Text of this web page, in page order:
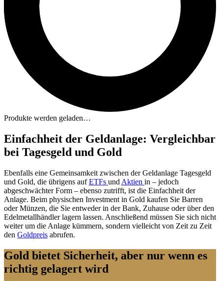
Produkte werden geladen…
Einfachheit der Geldanlage: Vergleichbar
bei Tagesgeld und Gold
Ebenfalls eine Gemeinsamkeit zwischen der Geldanlage Tagesgeld
und Gold, die übrigens aufETFs und Aktien in – jedoch
abgeschwächter Form – ebenso zutrifft, ist die Einfachheit der
Anlage. Beim physischen Investment in Gold kaufen Sie Barren
oder Münzen, die Sie entweder in der Bank, Zuhause oder über den
Edelmetallhändler lagern lassen. Anschließend müssen Sie sich nicht
weiter um die Anlage kümmern, sondern vielleicht von Zeit zu Zeit
den Goldpreis abrufen.
Gold bietet Sicherheit, aber nur wenn es
richtig gelagert wird